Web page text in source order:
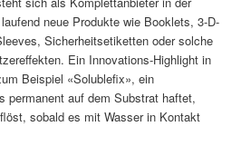
neue Produkte wie Booklets, 3-D-
Sicherheitsetiketten oder solche
Ein Innovations-Highlight in
Beispiel «Solublefix», ein
permanent auf dem Substrat haftet,
sobald es mit Wasser in Kontakt